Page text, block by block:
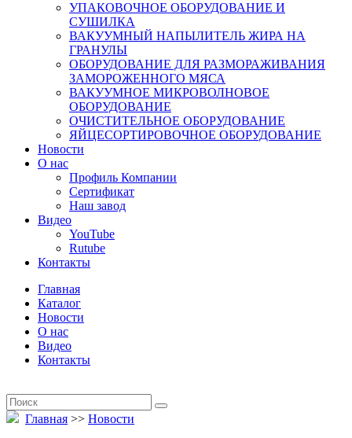
УПАКОВОЧНОЕ ОБОРУДОВАНИЕ И
СУШИЛКА
ВАКУУМНЫЙ НАПЫЛИТЕЛЬ ЖИРА НА
ГРАНУЛЫ
ОБОРУДОВАНИЕ ДЛЯ РАЗМОРАЖИВАНИЯ
ЗАМОРОЖЕННОГО МЯСА
ВАКУУМНОЕ МИКРОВОЛНОВОЕ
ОБОРУДОВАНИЕ
ОЧИСТИТЕЛЬНОЕ ОБОРУДОВАНИЕ
ЯЙЦЕСОРТИРОВОЧНОЕ ОБОРУДОВАНИЕ
Новости
О нас
Профиль Компании
Сертификат
Наш завод
Видео
YouTube
Rutube
Контакты
Главная
Каталог
Новости
О нас
Видео
Контакты
Главная >> Новости